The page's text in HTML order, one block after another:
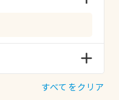
すべてをクリア